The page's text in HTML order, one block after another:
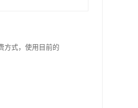
方式，使用目前的